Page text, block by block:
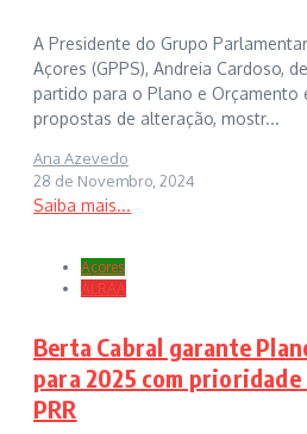
A Presidente do Grupo
Açores (GPPS), Andreia Cardoso,
partido para o Plano e Orçamento
propostas de alteração, mostr...
Ana Azevedo
28 de Novembro, 2024
Saiba mais...
Açores
ALRAA
Berta Cabral garante
para 2025 com prioridade
PRR